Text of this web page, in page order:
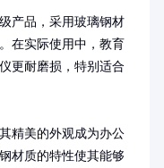
产品，采用玻璃钢材
在实际使用中，教育
更耐磨损，特别适合
精美的外观成为办公
材质的特性使其能够